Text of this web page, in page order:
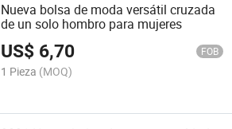
Nueva bolsa de moda versátil cruzada
de un solo hombro para mujeres
US$ 6,70 FOB
1 Pieza (MOQ)